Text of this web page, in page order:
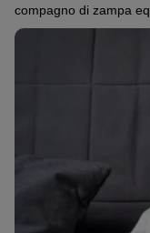
compagno di zampa